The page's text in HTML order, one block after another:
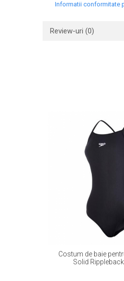
Informatii conformitate
Review-uri (0)
Costum de baie
Solid